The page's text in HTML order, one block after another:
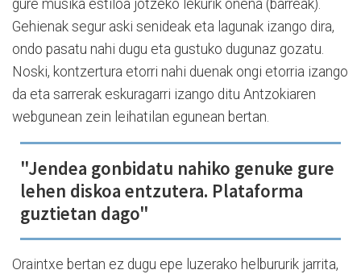
gure musika estiloa jotzeko lekurik onena (barreak).
Gehienak segur aski senideak eta lagunak izango dira,
ondo pasatu nahi dugu eta gustuko dugunaz gozatu.
Noski, kontzertura etorri nahi duenak ongi etorria izango
da eta sarrerak eskuragarri izango ditu Antzokiaren
webgunean zein leihatilan egunean bertan.
"Jendea gonbidatu nahiko genuke gure
lehen diskoa entzutera. Plataforma
guztietan dago"
Oraintxe bertan ez dugu epe luzerako helbururik jarrita,